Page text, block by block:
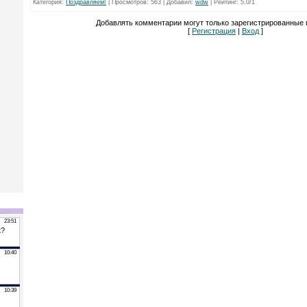
Категория: Поздравляем! Просмотров: 563 | Добавил: wdw Рейтинг: 5.0/ 1
Добавлять комментарии могут только зарегистрированные
[ Регистрация | Вход ]